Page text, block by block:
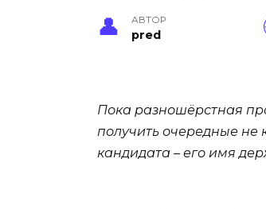
АВТОР
pred
Пока разношёрстная
получить очередные не
кандидата – его имя